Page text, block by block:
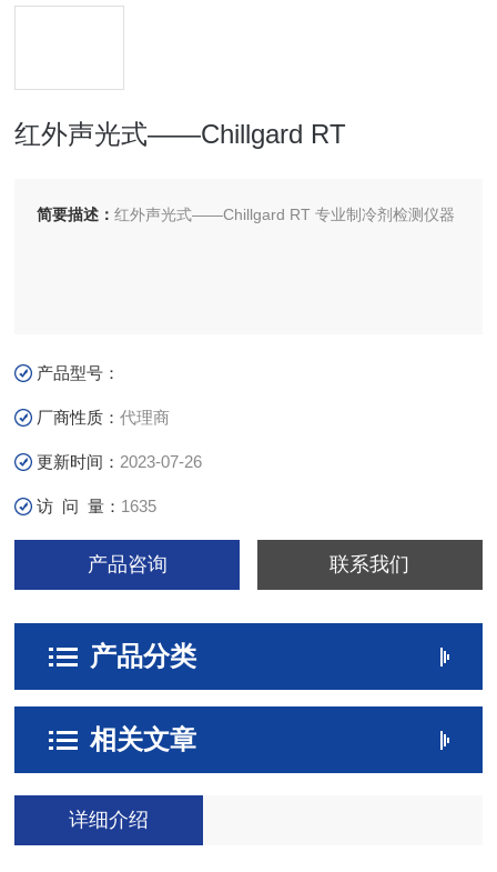
红外声光式——Chillgard RT
简要描述：红外声光式——Chillgard RT 专业制冷剂检测仪器
产品型号：
厂商性质：代理商
更新时间： 2023-07-26
访 问 量： 1635
产品咨询 联系我们
产品分类
相关文章
详细介绍